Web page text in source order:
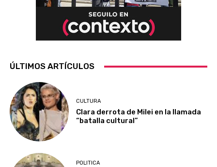
ÚLTIMOS ARTÍCULOS
CULTURA
Clara derrota de Milei en la llamada
“batalla cultural”
POLITICA